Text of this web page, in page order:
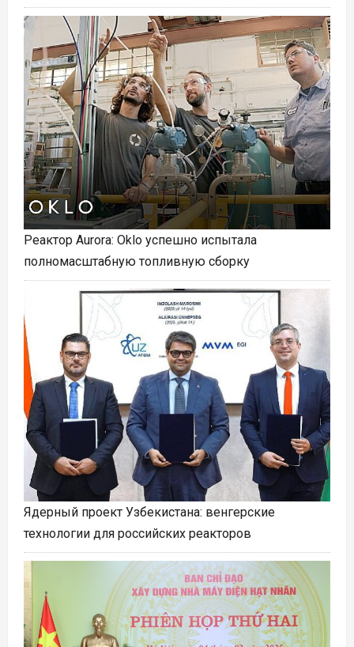
Реактор Aurora: Oklo успешно испытала
полномасштабную топливную сборку
Ядерный проект Узбекистана: венгерские
технологии для российских реакторов